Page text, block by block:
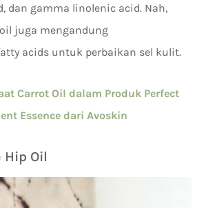
dan gamma linolenic acid. Nah,
juga mengandung
acids untuk perbaikan sel kulit.
Carrot Oil dalam Produk Perfect
Essence dari Avoskin
Hip Oil